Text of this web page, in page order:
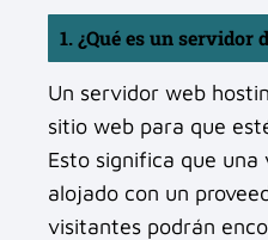
1. ¿Qué es un servidor
Un servidor web
sitio web para que
Esto significa que una
alojado con un
visitantes podrán